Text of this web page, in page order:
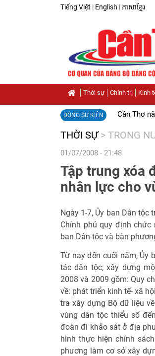
Tiếng Việt | English | ភាសាខ្មែរ
Thời sự Chính trị Kinh
DÒNG SỰ KIỆN Cần Thơ
THỜI SỰ > TRONG
01/07/2008 - 21:48
Tập trung xóa
nhân lực cho
Ngày 1-7, Ủy ban Dân tộc
Chính phủ quy định chức
ban Dân tộc và bàn
Từ nay đến cuối năm, Ủy
tác dân tộc; xây dựng
2008 và 2009 gồm: Quy
về: phát triển kinh tế- xã
tra xây dựng Bộ dữ liệu
vùng dân tộc thiểu số
đoàn đi khảo sát ở địa
hình thực hiện chính
phương làm cơ sở xây